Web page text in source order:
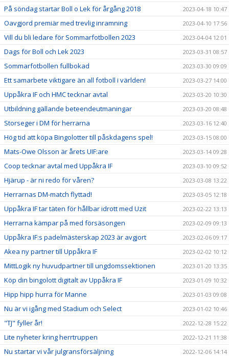
På söndag startar Boll o Lek för årgång 2018 2023-04-18 10:47
Oavgjord premiär med trevlig inramning 2023-04-10 17:56
Vill du bli ledare för Sommarfotbollen 2023 2023-04-04 12:01
Dags för Boll och Lek 2023 2023-03-31 08:57
Sommarfotbollen fullbokad 2023-03-30 09:09
Ett samarbete viktigare än all fotboll i världen! 2023-03-27 14:00
Uppåkra IF och HMC tecknar avtal 2023-03-20 10:30
Utbildning gällande beteendeutmaningar 2023-03-20 08:48
Storseger i DM för herrarna 2023-03-16 12:40
Hög tid att köpa Bingolotter till påskdagens spel! 2023-03-15 08:00
Mats-Owe Olsson är årets UIF:are 2023-03-14 09:28
Coop tecknar avtal med Uppåkra IF 2023-03-10 09:52
Hjärup - är ni redo för våren? 2023-03-08 13:22
Herrarnas DM-match flyttad! 2023-03-05 12:18
Uppåkra IF tar täten för hållbar idrott med Uzit 2023-02-22 13:13
Herrarna kämpar på med försäsongen 2023-02-09 09:13
Uppåkra IF:s padelmästerskap 2023 är avgjort 2023-02-06 09:17
Akea ny partner till Uppåkra IF 2023-02-02 10:12
MittLogik ny huvudpartner till ungdomssektionen 2023-01-20 13:35
Köp din bingolott digitalt av Uppåkra IF 2023-01-09 10:32
Hipp hipp hurra för Manne 2023-01-03 09:08
Nu är vi igång med Stadium och Select 2023-01-02 10:46
"TJ" fyller år! 2022-12-28 15:22
Lite nyheter kring herrtruppen 2022-12-21 11:38
Nu startar vi vår julgransförsäljning 2022-12-06 14:14